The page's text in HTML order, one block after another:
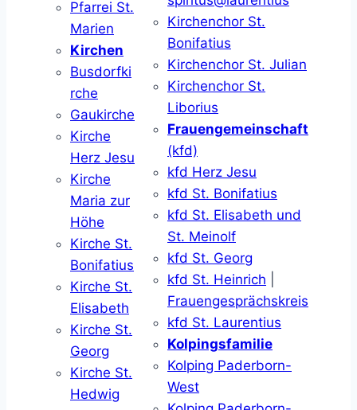
Pfarrei St.
Marien
Kirchen
Busdorfki
rche
Gaukirche
Kirche
Herz Jesu
Kirche
Maria zur
Höhe
Kirche St.
Bonifatius
Kirche St.
Elisabeth
Kirche St.
Georg
Kirche St.
Hedwig
Kirchenchor St.
Bonifatius
Kirchenchor St. Julian
Kirchenchor St.
Liborius
Frauengemeinschaft
(kfd)
kfd Herz Jesu
kfd St. Bonifatius
kfd St. Elisabeth und
St. Meinolf
kfd St. Georg
kfd St. Heinrich
Frauengesprächskreis
kfd St. Laurentius
Kolpingsfamilie
Kolping Paderborn-
West